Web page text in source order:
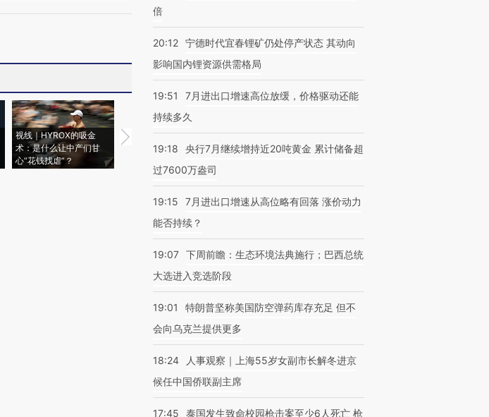
视线｜HYROX的吸金
术：是什么让中产们甘
心“花钱找虐”？
马航飞行员跨国走私7万
粒摇头丸 尿检体内含3种
视线｜被称为“蟑螂”的印
度Z世代 用街头抗争将教
视线｜“入侵”还是“人道危
机”？难民潮撕裂西班牙
倍
20:12 宁德时代宜春锂矿仍处停产状态 其动向
影响国内锂资源供需格局
19:51
7月进出口增速高位放缓，价格驱动还能
持续多久
19:18
央行7月继续增持近20吨黄金 累计储备超
过7600万盎司
19:15
7月进出口增速从高位略有回落 涨价动力
能否持续？
19:07 下周前瞻：生态环境法典施行；巴西总统
大选进入竞选阶段
19:01
特朗普坚称美国防空弹药库存充足 但不
会向乌克兰提供更多
18:24
人事观察｜上海55岁女副市长解冬进京
候任中国侨联副主席
17:45 泰国发生致命校园枪击案至少6人死亡 枪